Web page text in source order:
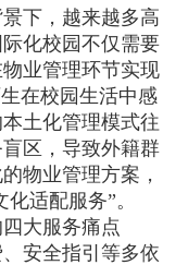
下，越来越多高
化校园不仅需要
业管理环节实现
在校园生活中感
土化管理模式往
区，导致外籍群
物业管理方案，
适配服务”。
大服务痛点
安全指引等多依